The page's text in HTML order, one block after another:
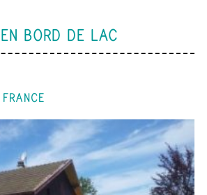
BORD DE LAC